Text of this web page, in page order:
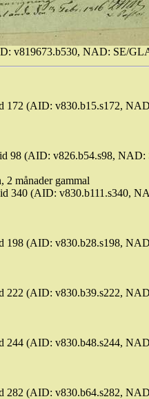
v819673.b530, NAD: SE/
172 (AID: v830.b15.s172,
98 (AID: v826.b54.s98,
2 månader gammal
340 (AID: v830.b111.s340,
198 (AID: v830.b28.s198,
222 (AID: v830.b39.s222,
244 (AID: v830.b48.s244,
282 (AID: v830.b64.s282,